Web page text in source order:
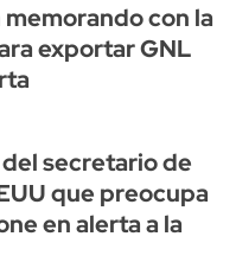
con la
exportar GNL
secretario de
que preocupa
en alerta a la